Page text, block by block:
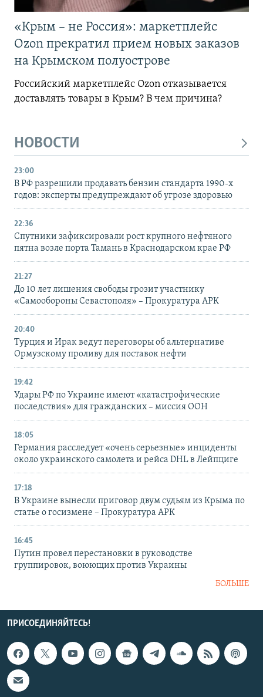
«Крым – не Россия»: маркетплейс
Ozon прекратил прием новых заказов
на Крымском полуострове
Российский маркетплейс Ozon отказывается
доставлять товары в Крым? В чем причина?
НОВОСТИ
23:00
В РФ разрешили продавать бензин стандарта 1990-х
годов: эксперты предупреждают об угрозе здоровью
22:36
Спутники зафиксировали рост крупного нефтяного
пятна возле порта Тамань в Краснодарском крае РФ
21:27
До 10 лет лишения свободы грозит участнику
«Самообороны Севастополя» – Прокуратура АРК
20:40
Турция и Ирак ведут переговоры об альтернативе
Ормузскому проливу для поставок нефти
19:42
Удары РФ по Украине имеют «катастрофические
последствия» для гражданских – миссия ООН
18:05
Германия расследует «очень серьезные» инциденты
около украинского самолета и рейса DHL в Лейпциге
17:18
В Украине вынесли приговор двум судьям из Крыма по
статье о госизмене – Прокуратура АРК
16:45
Путин провел перестановки в руководстве
группировок, воюющих против Украины
БОЛЬШЕ
ПРИСОЕДИНЯЙТЕСЬ!